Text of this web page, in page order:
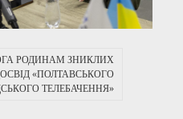
РОДИНАМ ЗНИКЛИХ
«ПОЛТАВСЬКОГО
ТЕЛЕБАЧЕННЯ»